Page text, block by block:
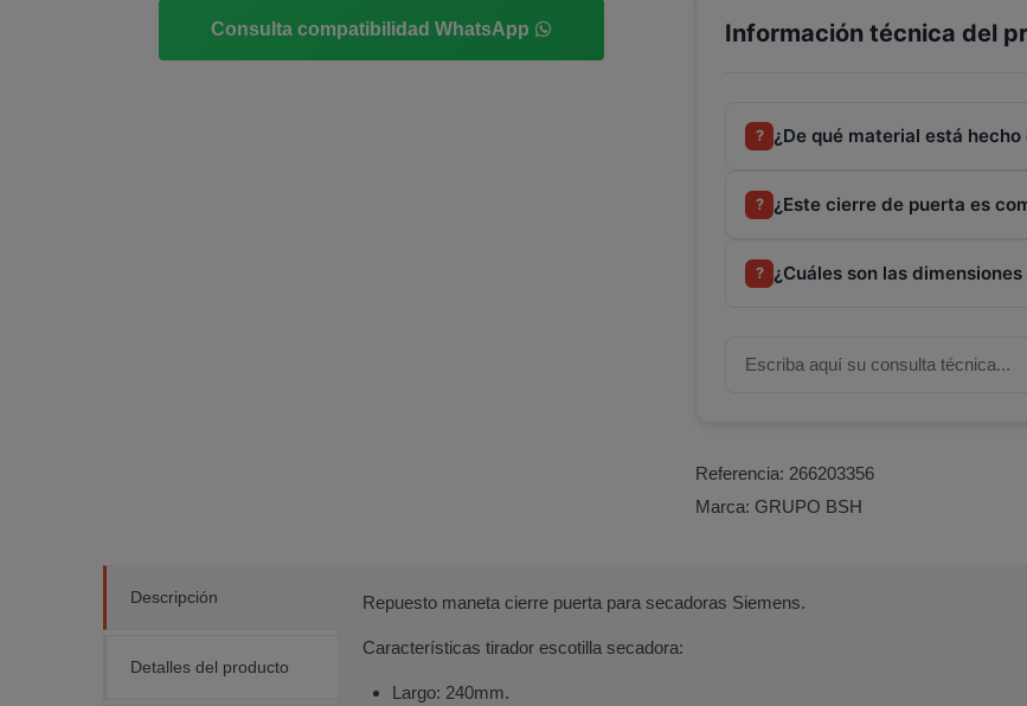
Consulta compatibilidad WhatsApp Información técnica del
? ¿De qué material está
? ¿Este cierre de puerta es
? ¿Cuáles son las
Referencia: 266203356
Marca: GRUPO BSH
Descripción
Detalles del producto
Repuesto maneta cierre puerta para secadoras Siemens.
Características tirador escotilla secadora:
Largo: 240mm.